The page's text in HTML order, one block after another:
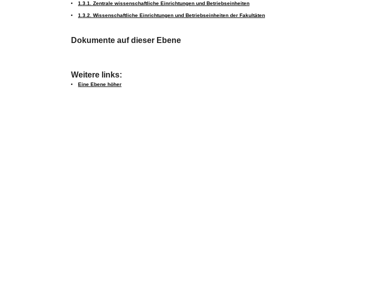
1.3.1. Zentrale wissenschaftliche Einrichtungen und Betriebseinheiten
1.3.2. Wissenschaftliche Einrichtungen und Betriebseinheiten der Fakultäten
Dokumente auf dieser Ebene
Weitere links:
Eine Ebene höher